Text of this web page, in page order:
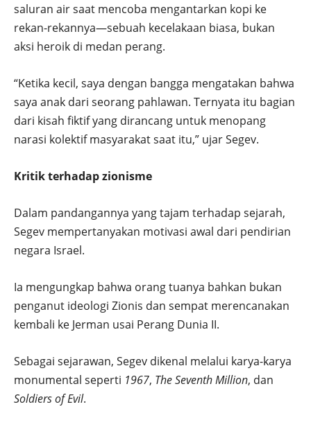
saluran air saat mencoba mengantarkan kopi ke
rekan-rekannya—sebuah kecelakaan biasa, bukan
aksi heroik di medan perang.
“Ketika kecil, saya dengan bangga mengatakan bahwa
saya anak dari seorang pahlawan. Ternyata itu bagian
dari kisah fiktif yang dirancang untuk menopang
narasi kolektif masyarakat saat itu,” ujar Segev.
Kritik terhadap zionisme
Dalam pandangannya yang tajam terhadap sejarah,
Segev mempertanyakan motivasi awal dari pendirian
negara Israel.
Ia mengungkap bahwa orang tuanya bahkan bukan
penganut ideologi Zionis dan sempat merencanakan
kembali ke Jerman usai Perang Dunia II.
Sebagai sejarawan, Segev dikenal melalui karya-karya
monumental seperti 1967, The Seventh Million, dan
Soldiers of Evil.